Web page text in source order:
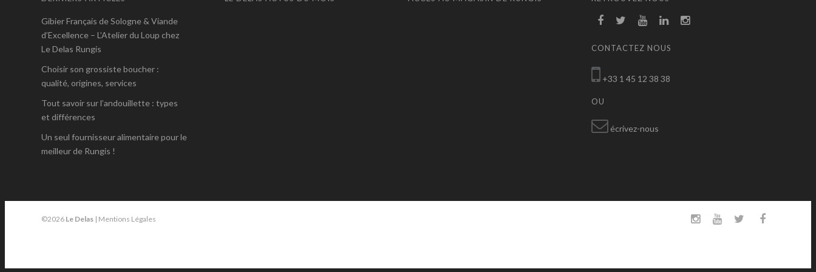
Gibier Français de Sologne & Viande
d’Excellence – L’Atelier du Loup chez
Le Delas Rungis
Choisir son grossiste boucher :
qualité, origines, services
Tout savoir sur l’andouillette : types
et différences
Un seul fournisseur alimentaire pour le
meilleur de Rungis !
CONTACTEZ NOUS
+33 1 45 12 38 38
OU
écrivez-nous
©2026 Le Delas | Mentions Légales